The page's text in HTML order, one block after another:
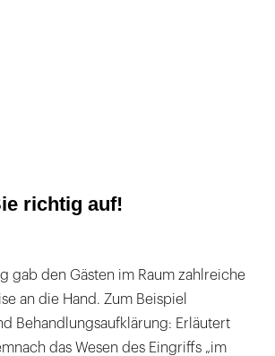
richtig auf!
gab den Gästen im Raum zahlreiche
an die Hand. Zum Beispiel
Behandlungsaufklärung: Erläutert
das Wesen des Eingriffs „im